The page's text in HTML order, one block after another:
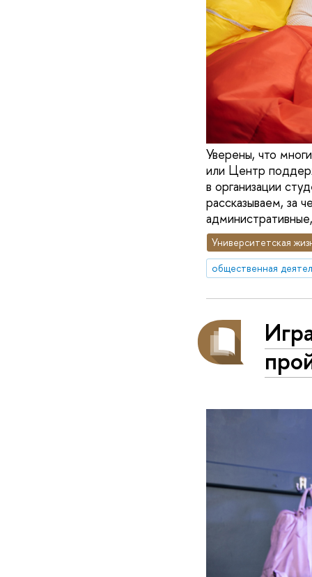
Уверены, что
или Центр
в организации
рассказываем, за
Университетская
общественная